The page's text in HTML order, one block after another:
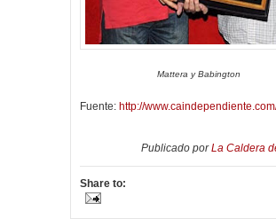
Mattera y Babington
Fuente: http://
Publicado porLa Caldera
Share to: